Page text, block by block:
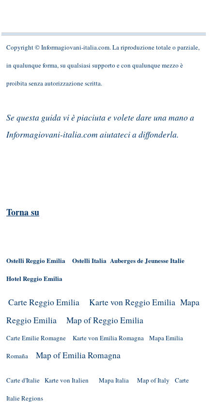
Copyright © Informagiovani-italia.com. La riproduzione totale o parziale,
in qualunque forma, su qualsiasi supporto e con qualunque mezzo è
proibita senza autorizzazione scritta.
Se questa guida vi è piaciuta e volete dare una mano a
Informagiovani-italia.com aiutateci a diffonderla.
Torna su
Ostelli Reggio Emilia Ostelli Italia Auberges de Jeunesse Italie
Hotel Reggio Emilia
Carte Reggio Emilia Karte von Reggio Emilia Mapa
Reggio Emilia
Map of Reggio Emilia
Carte Emilie Romagne Karte von Emilia Romagna Mapa Emilia
Romaña Map of Emilia Romagna
Carte d'Italie Karte von Italien Mapa Italia Map of Italy Carte
Italie Regions